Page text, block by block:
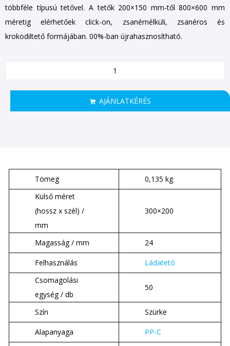
többféle típusú tetővel. A tetők 200×150 mm-től 800×600 mm
méretig elérhetőek click-on, zsanérnélküli, zsanéros és
krokodiltető formájában. 00%-ban újrahasznosítható.
AJÁNLATKÉRÉS
Tömeg
0,135 kg
Külső méret
(hossz x szél) /
mm
300×200
Magasság / mm 24
Felhasználás
Ládatető
Csomagolási
egység / db
50
Szín Szürke
Alapanyaga PP-C